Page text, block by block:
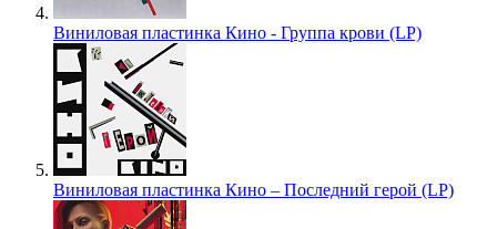
Виниловая пластинка Кино - Группа крови (LP)
Виниловая пластинка Кино – Последний герой (LP)